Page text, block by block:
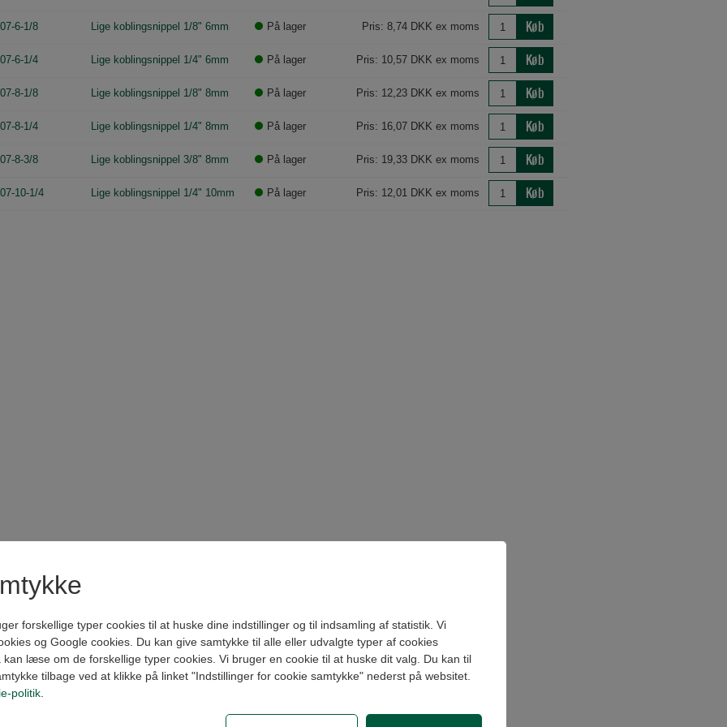
6-1/8 Lige koblingsnippel 1/8" 6mm På lager Pris: 8,74 DKK ex moms Køb
6-1/4 Lige koblingsnippel 1/4" 6mm På lager Pris: 10,57 DKK ex moms Køb
8-1/8 Lige koblingsnippel 1/8" 8mm På lager Pris: 12,23 DKK ex moms Køb
8-1/4 Lige koblingsnippel 1/4" 8mm På lager Pris: 16,07 DKK ex moms Køb
8-3/8 Lige koblingsnippel 3/8" 8mm På lager Pris: 19,33 DKK ex moms Køb
10-1/4 Lige koblingsnippel 1/4" 10mm På lager Pris: 12,01 DKK ex moms Køb
forskellige typer cookies til at huske dine indstillinger og til indsamling af statistik. Vi
og Google cookies. Du kan give samtykke til alle eller udvalgte typer af cookies
kan læse om de forskellige typer cookies. Vi bruger en cookie til at huske dit valg. Du kan til
tilbage ved at klikke på linket "Indstillinger for cookie samtykke" nederst på websitet.
politik